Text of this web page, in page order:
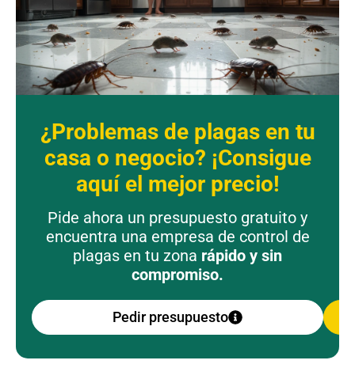
¿Problemas de plagas en tu
casa o negocio? ¡Consigue
aquí el mejor precio!
Pide ahora un presupuesto gratuito y
encuentra una empresa de control de
plagas en tu zona rápido y sin
compromiso.
Pedir presupuesto